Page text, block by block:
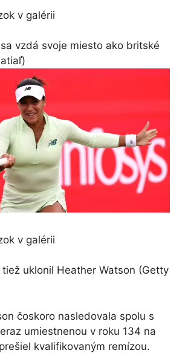
v galérii
vzdá svoje miesto ako britské
v galérii
uklonil Heather Watson (Getty
čoskoro nasledovala spolu s
umiestnenou v roku 134 na
kvalifikovaným remízou.